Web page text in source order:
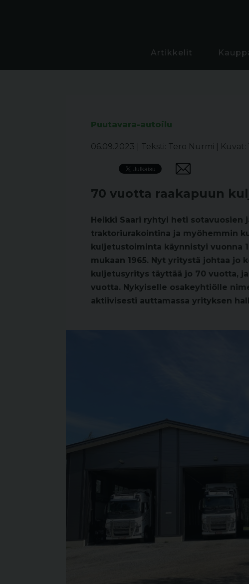
Artikkelit
Puutavara-autoilu
06.09.2023 Teksti: Tero Nurmi Kuvat:
70 vuotta raakapuun
Heikki Saari ryhtyi heti
traktoriurakointina ja myöhemmin
kuljetustoiminta käynnistyi vuonna
mukaan 1965. Nyt yritystä johtaa jo
kuljetusyritys täyttää jo 70 vuotta,
vuotta. Nykyiselle osakeyhtiölle
aktiivisesti auttamassa yrityksen